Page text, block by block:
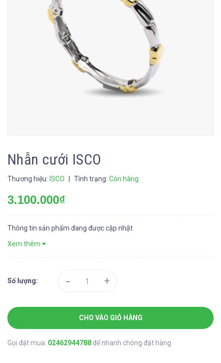
Nhẫn cưới ISCO
Thương hiệu: ISCO Tình trạng: Còn hàng
3.100.000₫
Thông tin sản phẩm đang được cập nhật
Xem thêm
Số lượng: - +
CHO VÀO GIỎ HÀNG
Gọi đặt mua: 02462944788để nhanh chóng đặt hàng